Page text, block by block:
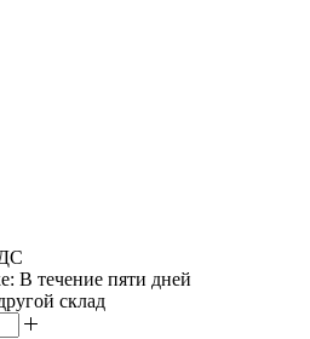
В течение пяти дней
склад